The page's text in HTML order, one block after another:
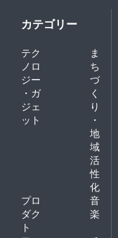
カテゴリー
テク
ノロ
ジー
・ガ
ジェ
ット
ま
ち
づ
く
り
・
地
域
活
性
化
プロ
ダク
ト
音
楽